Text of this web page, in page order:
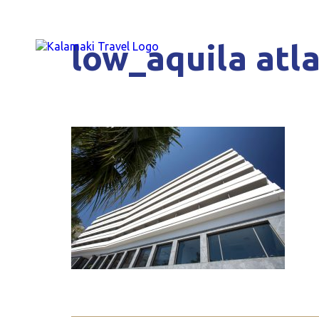
low_aquila